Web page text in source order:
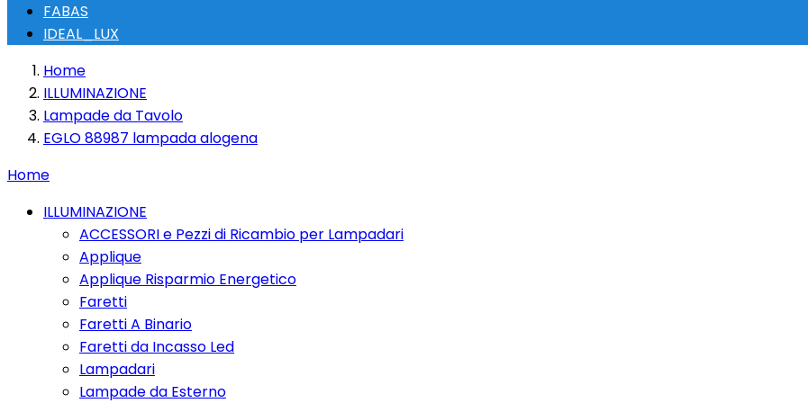
FABAS
IDEAL_LUX
Home
ILLUMINAZIONE
Lampade da Tavolo
EGLO 88987 lampada alogena
Home
ILLUMINAZIONE
ACCESSORI e Pezzi di Ricambio per Lampadari
Applique
Applique Risparmio Energetico
Faretti
Faretti A Binario
Faretti da Incasso Led
Lampadari
Lampade da Esterno